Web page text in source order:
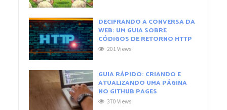
DECIFRANDO A CONVERSA DA
WEB: UM GUIA SOBRE
CÓDIGOS DE RETORNO HTTP
201 Views
GUIA RÁPIDO: CRIANDO E
ATUALIZANDO UMA PÁGINA
NO GITHUB PAGES
370 Views